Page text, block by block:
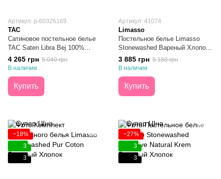
Артикул: p-60326169
TAC
Сатиновое постельное белье
TAC Saten Libra Bej 100%
Хлопок Евро
4 265 грн 5 040 грн
В наличии
Купить
Артикул: 41074
Limasso
Постельное белье Limasso
Stonewashed Вареный Хлопок
Cassandra Cream Евро
3 885 грн 5 180 грн
В наличии
Купить
−18%
3
3
−27%
3
3